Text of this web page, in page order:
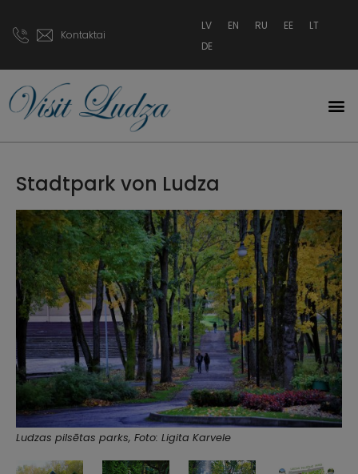
Kontaktai
LV EN RU EE
LT
DE
Stadtpark von Ludza
Ludzas pilsētas parks, Foto: Ligita Karvele